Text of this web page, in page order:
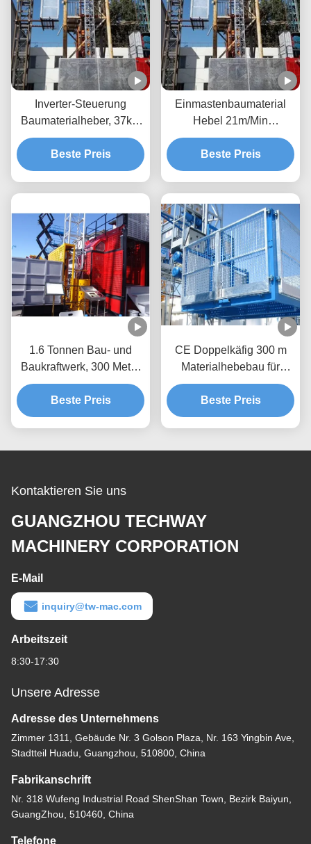
Inverter-Steuerung
Baumaterialheber, 37kw
Passagiermaterialheber
Beste Preis
Einmastenbaumaterial
Hebel 21m/Min
Außenbaulift
Beste Preis
1.6 Tonnen Bau- und
Baukraftwerk, 300 Meter
Passagier- und
Materialhebewerk
Beste Preis
CE Doppelkäfig 300 m
Materialhebebau für
Lager
Beste Preis
Kontaktieren Sie uns
GUANGZHOU TECHWAY
MACHINERY CORPORATION
E-Mail
inquiry@tw-mac.com
Arbeitszeit
8:30-17:30
Unsere Adresse
Adresse des Unternehmens
Zimmer 1311, Gebäude Nr. 3 Golson Plaza, Nr. 163 Yingbin Ave,
Stadtteil Huadu, Guangzhou, 510800, China
Fabrikanschrift
Nr. 318 Wufeng Industrial Road ShenShan Town, Bezirk Baiyun,
GuangZhou, 510460, China
Telefone